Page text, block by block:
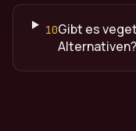
10Gibt es
Alternativen?